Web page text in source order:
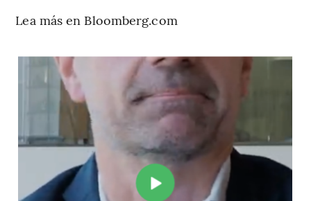
Lea más en Bloomberg.com